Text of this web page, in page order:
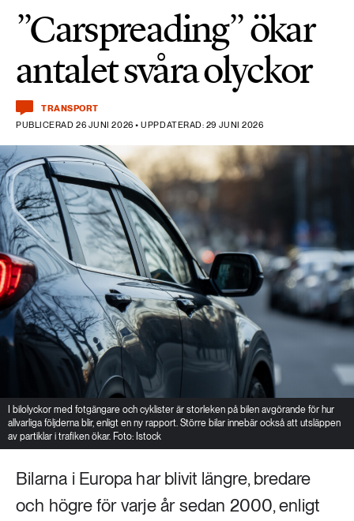
”Carspreading” ökar
antalet svåra olyckor
TRANSPORT
PUBLICERAD 26 JUNI 2026 • UPPDATERAD: 29 JUNI 2026
I bilolyckor med fotgängare och cyklister är storleken på bilen avgörande för hur
allvarliga följderna blir, enligt en ny rapport. Större bilar innebär också att utsläppen
av partiklar i trafiken ökar. Foto: Istock
Bilarna i Europa har blivit längre, bredare
och högre för varje år sedan 2000, enligt